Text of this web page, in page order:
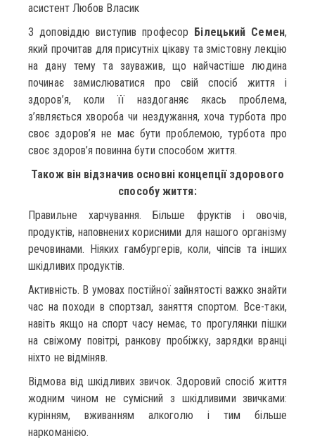
асистент Любов Власик
З доповіддю виступив професор Білецький Семен,
який прочитав для присутніх цікаву та змістовну лекцію
на дану тему та зауважив, що найчастіше людина
починає замислюватися про свій спосіб життя і
здоров’я, коли її наздоганяє якась проблема,
з’являється хвороба чи нездужання, хоча турбота про
своє здоров’я не має бути проблемою, турбота про
своє здоров’я повинна бути способом життя.
Також він відзначив основні концепції здорового
способу життя:
Правильне харчування. Більше фруктів і овочів,
продуктів, наповнених корисними для нашого організму
речовинами. Ніяких гамбургерів, коли, чіпсів та інших
шкідливих продуктів.
Активність. В умовах постійної зайнятості важко знайти
час на походи в спортзал, заняття спортом. Все-таки,
навіть якщо на спорт часу немає, то прогулянки пішки
на свіжому повітрі, ранкову пробіжку, зарядки вранці
ніхто не відміняв.
Відмова від шкідливих звичок. Здоровий спосіб життя
жодним чином не сумісний з шкідливими звичками:
курінням, вживанням алкоголю і тим більше
наркоманією.